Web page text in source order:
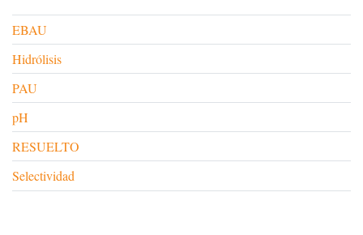
EBAU
Hidrólisis
PAU
pH
RESUELTO
Selectividad